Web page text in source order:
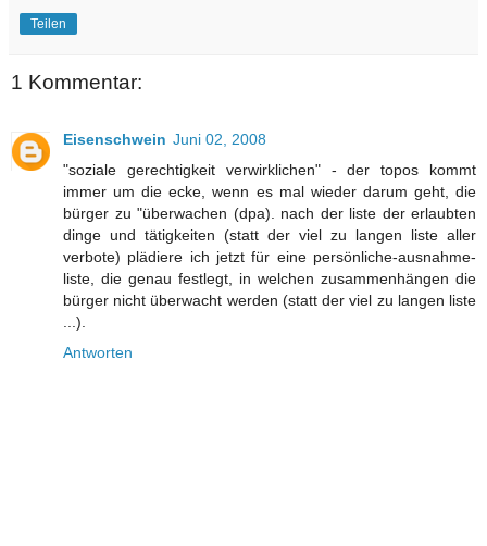
Teilen
1 Kommentar:
Eisenschwein Juni 02, 2008
"soziale gerechtigkeit verwirklichen" - der topos kommt
immer um die ecke, wenn es mal wieder darum geht, die
bürger zu "überwachen (dpa). nach der liste der erlaubten
dinge und tätigkeiten (statt der viel zu langen liste aller
verbote) plädiere ich jetzt für eine persönliche-ausnahme-
liste, die genau festlegt, in welchen zusammenhängen die
bürger nicht überwacht werden (statt der viel zu langen liste
...).
Antworten